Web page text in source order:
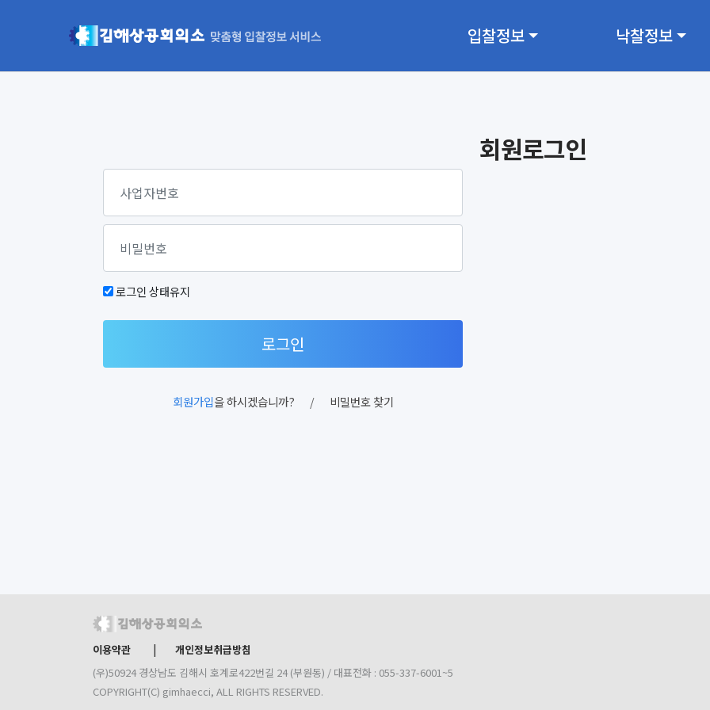
입찰정보 낙찰정보
회원로그인
로그인 상태유지
회원가입을 하시겠습니까? / 비밀번호 찾기
이용약관 |
개인정보취급방침
(우)50924 경상남도 김해시 호계로422번길 24 (부원동) / 대표전화 : 055-337-6001~5
COPYRIGHT(C) gimhaecci, ALL RIGHTS RESERVED.